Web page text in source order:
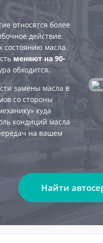
относятся более
действие.
состоянию масла.
меняют на 90-
обходится.
замены масла в
со стороны
куда
кондиций масла
на вашем
Найти